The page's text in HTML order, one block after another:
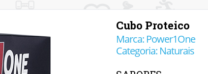
Cubo Proteico
Marca: Power1One
Categoria: Naturais